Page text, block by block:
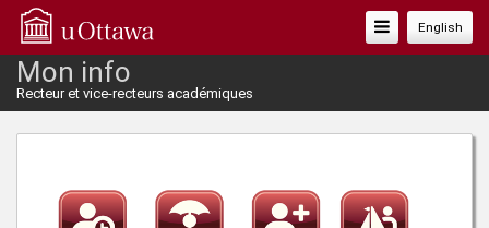
English
Basculer
La
Mon info
Recteur et vice-recteurs académiques